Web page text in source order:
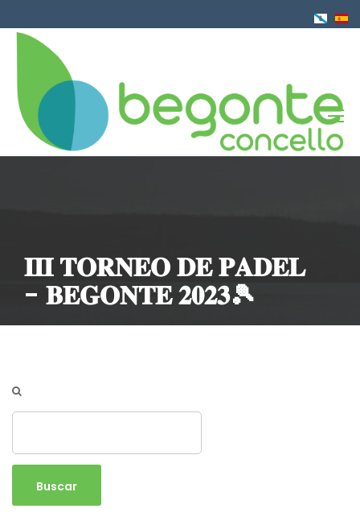
o
𝐈𝐈𝐈 𝐓𝐎𝐑𝐍𝐄𝐎 𝐃𝐄 𝐏𝐀𝐃𝐄𝐋
- 𝐁𝐄𝐆𝐎𝐍𝐓𝐄 𝟐𝟎𝟐𝟑🎾